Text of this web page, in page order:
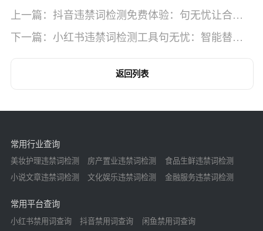
上一篇：抖音违禁词检测免费体验：句无忧让合规
更简单
下一篇：小红书违禁词检测工具句无忧：智能替换
返回列表
常用行业查询
美妆护理违禁词检测 房产置业违禁词检测
食品生鲜违禁词检测
小说文章违禁词检测
文化娱乐违禁词检测 金融服务违禁词检测
常用平台查询
小红书禁用词查询 抖音禁用词查询
闲鱼禁用词查询